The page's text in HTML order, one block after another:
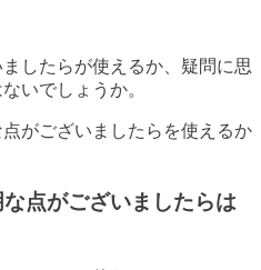
したらが使えるか、疑問に思
いでしょうか。
がございましたらを使えるか
点がございましたらは